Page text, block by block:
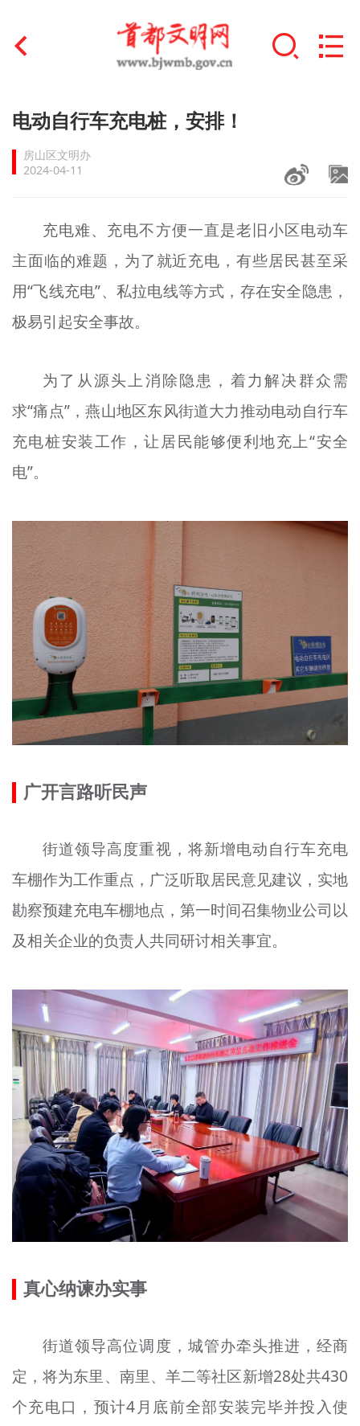
首页
文明创建
文明培育
+
未成年人思想道德建设
榜样人物
+
文明评论
北京宣传文化引导基金
宣传思想文化人才
资料库
+
电动自行车充电桩，安排！
房山区文明办
2024-04-11
充电难、充电不方便一直是老旧小区电动车
主面临的难题，为了就近充电，有些居民甚至采
用“飞线充电”、私拉电线等方式，存在安全隐患，
极易引起安全事故。
为了从源头上消除隐患，着力解决群众需
求“痛点”，燕山地区东风街道大力推动电动自行车
充电桩安装工作，让居民能够便利地充上“安全
电”。
广开言路听民声
街道领导高度重视，将新增电动自行车充电
车棚作为工作重点，广泛听取居民意见建议，实地
勘察预建充电车棚地点，第一时间召集物业公司以
及相关企业的负责人共同研讨相关事宜。
真心纳谏办实事
街道领导高位调度，城管办牵头推进，经商
定，将为东里、南里、羊二等社区新增28处共430
个充电口，预计4月底前全部安装完毕并投入使